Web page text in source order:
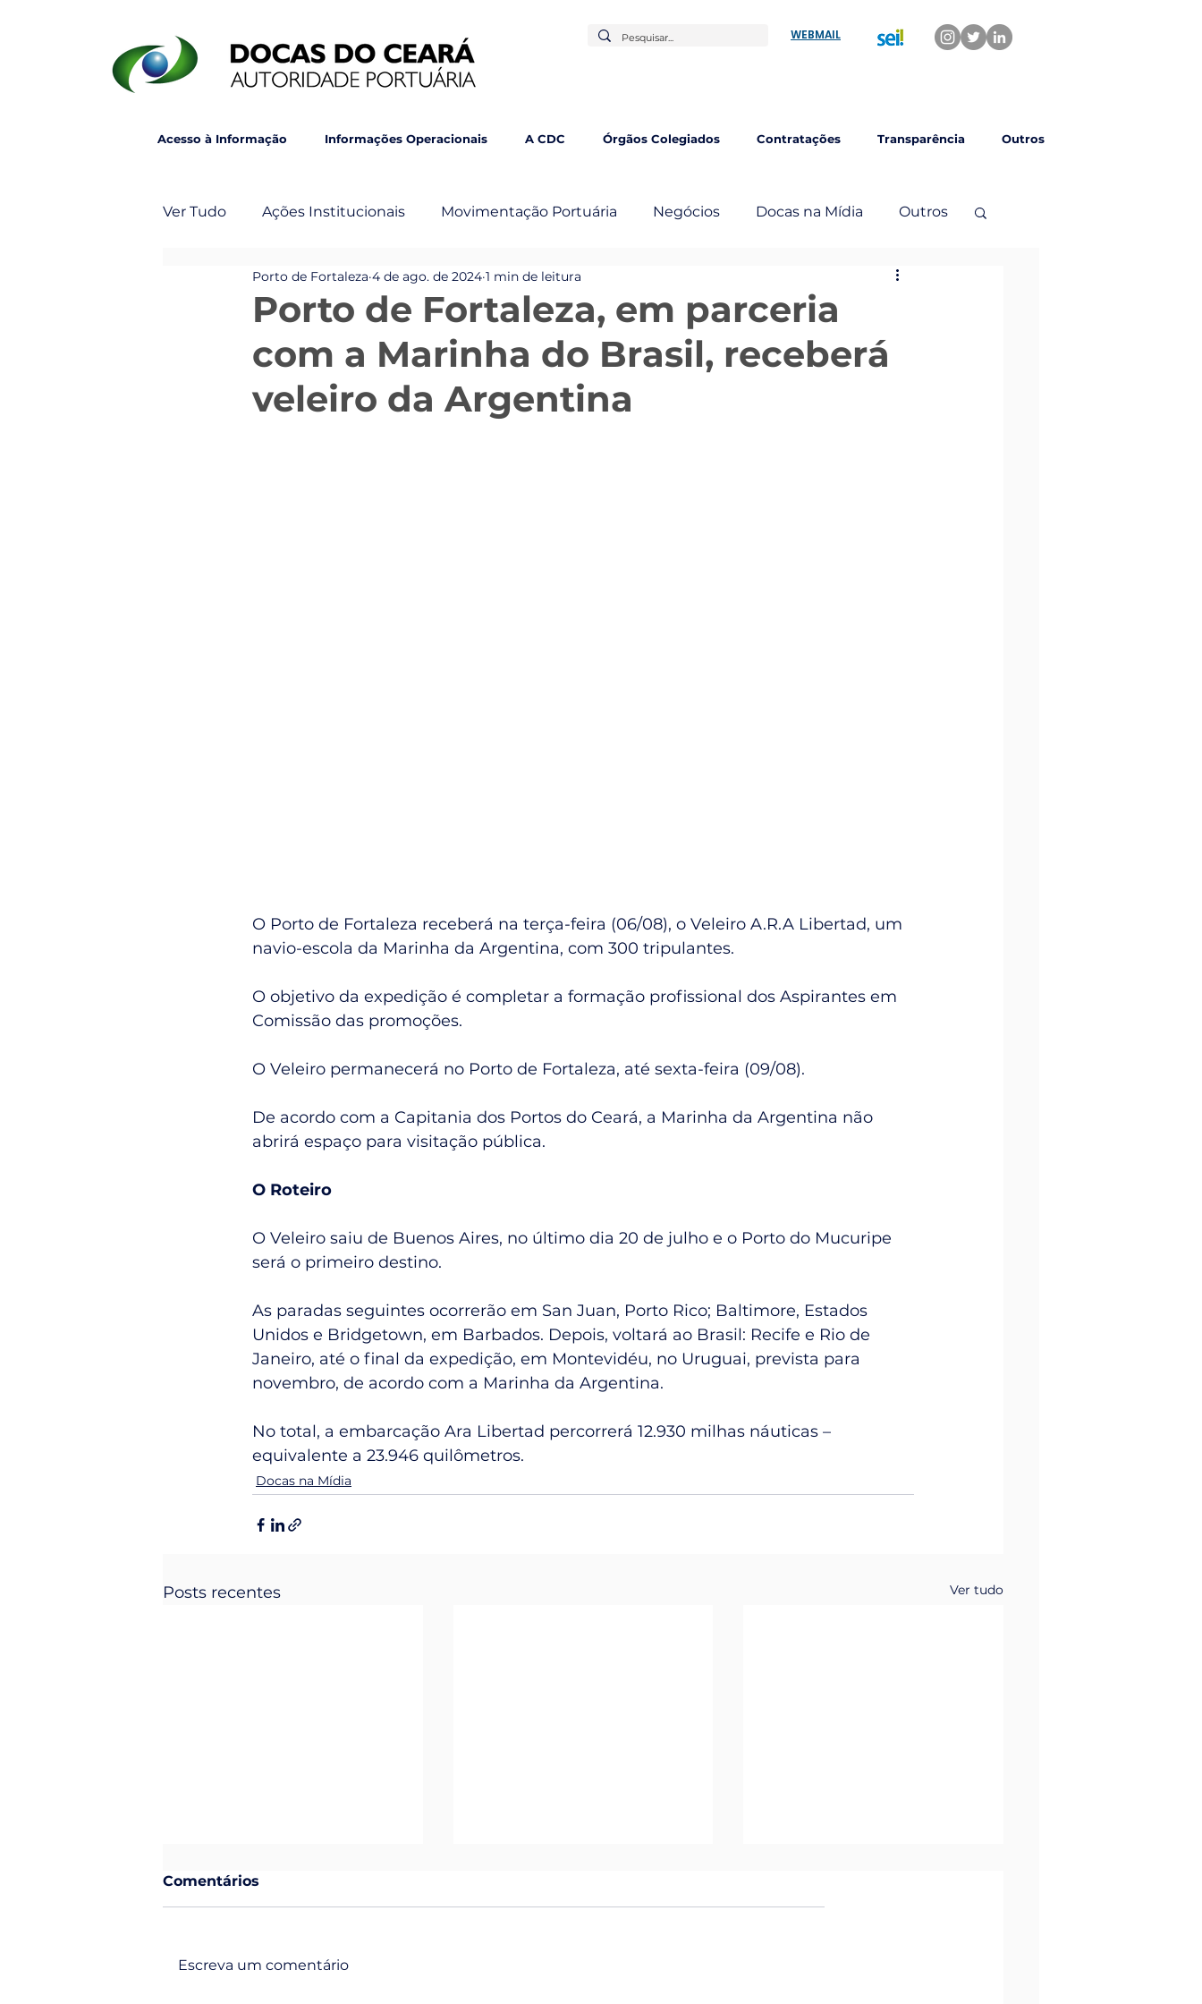
WEBMAIL
Acesso à Informação Informações Operacionais A CDC Órgãos Colegiados Contratações Transparência Outros
Ver Tudo Ações Institucionais Movimentação Portuária Negócios Docas na Mídia Outros
Post Principal Veja Também
Porto de Fortaleza, em parceria
com a Marinha do Brasil, receberá
veleiro da Argentina
Porto de Fortaleza 4 de ago. de 2024 1 min de leitura
O Porto de Fortaleza receberá na terça-feira (06/08), o Veleiro A.R.A Libertad, um
navio-escola da Marinha da Argentina, com 300 tripulantes.
O objetivo da expedição é completar a formação profissional dos Aspirantes em
Comissão das promoções.
O Veleiro permanecerá no Porto de Fortaleza, até sexta-feira (09/08).
De acordo com a Capitania dos Portos do Ceará, a Marinha da Argentina não
abrirá espaço para visitação pública.
O Roteiro
O Veleiro saiu de Buenos Aires, no último dia 20 de julho e o Porto do Mucuripe
será o primeiro destino.
As paradas seguintes ocorrerão em San Juan, Porto Rico; Baltimore, Estados
Unidos e Bridgetown, em Barbados. Depois, voltará ao Brasil: Recife e Rio de
Janeiro, até o final da expedição, em Montevidéu, no Uruguai, prevista para
novembro, de acordo com a Marinha da Argentina.
No total, a embarcação Ara Libertad percorrerá 12.930 milhas náuticas –
equivalente a 23.946 quilômetros.
Docas na Mídia
Posts recentes Ver tudo
Comentários
Escreva um comentário